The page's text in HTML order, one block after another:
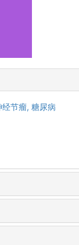
经节瘤, 糖尿病